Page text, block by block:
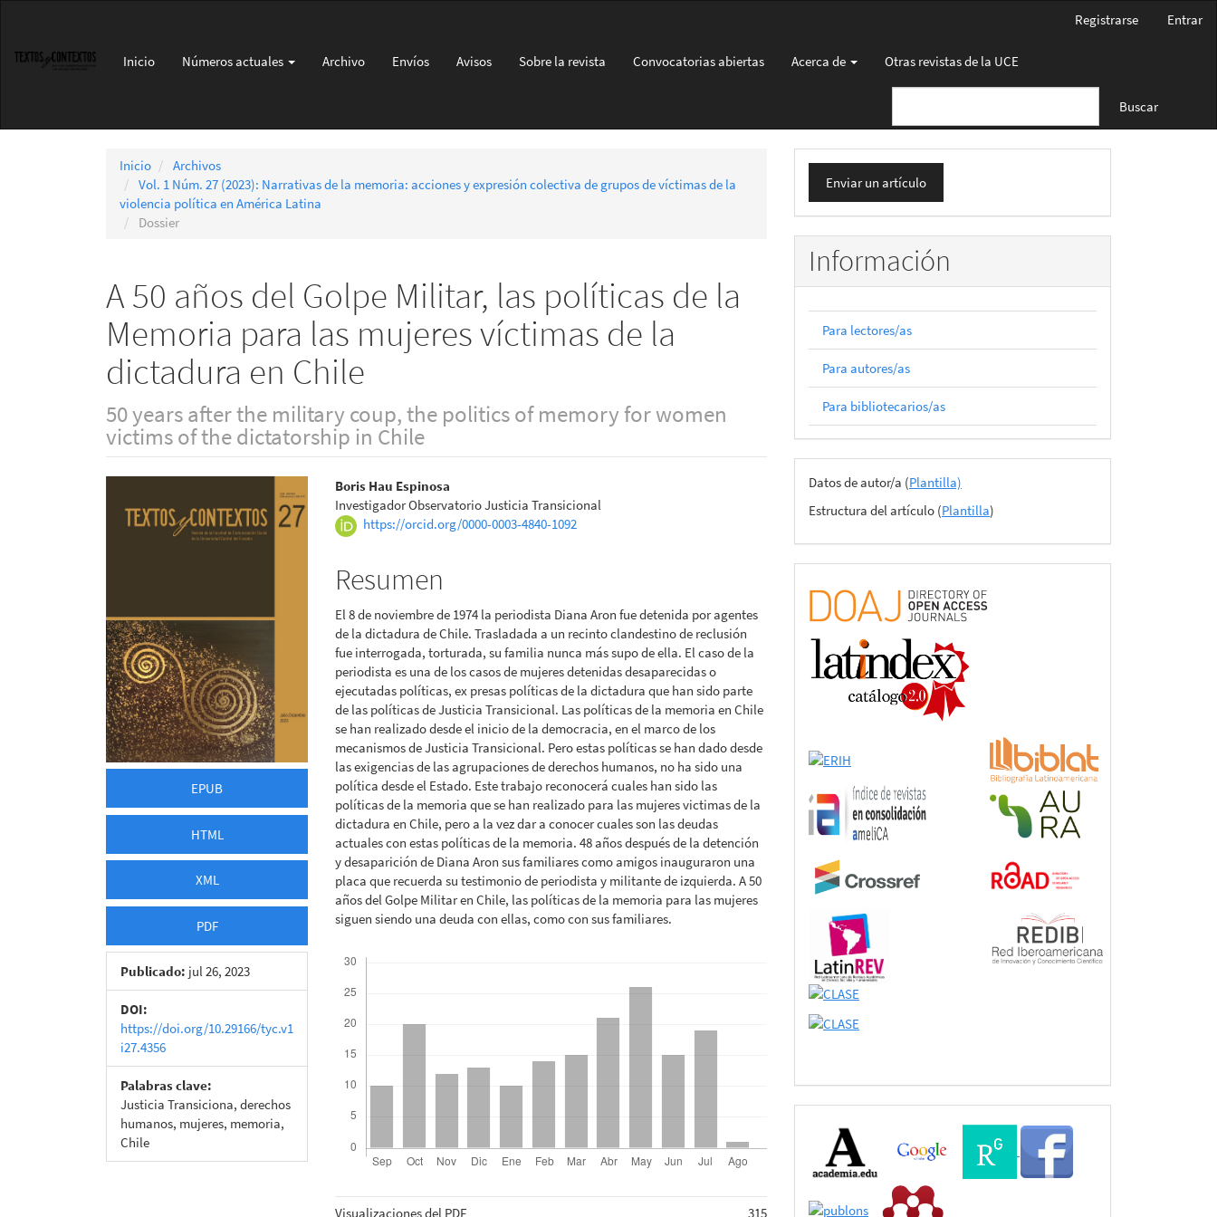
principal
Registrarse Entrar
Inicio Números actuales Archivo Envíos Avisos Sobre la revista Convocatorias abiertas Acerca de Otras revistas de la UCE
Buscar
Inicio
Archivos
Vol. 1 Núm. 27 (2023): Narrativas de la memoria: acciones y expresión colectiva de grupos de víctimas de la
violencia política en América Latina
Dossier
A 50 años del Golpe Militar, las políticas de la
Memoria para las mujeres víctimas de la
dictadura en Chile
50 years after the military coup, the politics of memory for women
victims of the dictatorship in Chile
lateral
EPUB
HTML
XML
PDF
Publicado: jul 26, 2023
DOI:
https://doi.org/10.29166/tyc.v1
i27.4356
Palabras clave:
Justicia Transiciona, derechos
humanos, mujeres, memoria,
Chile
Contenido
principal
artículo
Boris Hau Espinosa
Investigador Observatorio Justicia Transicional
https://orcid.org/0000-0003-4840-1092
Resumen
El 8 de noviembre de 1974 la periodista Diana Aron fue detenida por agentes
de la dictadura de Chile. Trasladada a un recinto clandestino de reclusión
fue interrogada, torturada, su familia nunca más supo de ella. El caso de la
periodista es una de los casos de mujeres detenidas desaparecidas o
ejecutadas políticas, ex presas políticas de la dictadura que han sido parte
de las políticas de Justicia Transicional. Las políticas de la memoria en Chile
se han realizado desde el inicio de la democracia, en el marco de los
mecanismos de Justicia Transicional. Pero estas políticas se han dado desde
las exigencias de las agrupaciones de derechos humanos, no ha sido una
política desde el Estado. Este trabajo reconocerá cuales han sido las
políticas de la memoria que se han realizado para las mujeres victimas de la
dictadura en Chile, pero a la vez dar a conocer cuales son las deudas
actuales con estas políticas de la memoria. 48 años después de la detención
y desaparición de Diana Aron sus familiares como amigos inauguraron una
placa que recuerda su testimonio de periodista y militante de izquierda. A 50
años del Golpe Militar en Chile, las políticas de la memoria para las mujeres
siguen siendo una deuda con ellas, como con sus familiares.
Visualizaciones del PDF 315
Enviar
un
artículo
Enviar un artículo
Información
Para lectores/as
Para autores/as
Para bibliotecarios/as
Archivos
del
envío
Datos de autor/a (Plantilla)
Estructura del artículo (Plantilla)
certificado
de
adhesión
Buscadores
Bases
de